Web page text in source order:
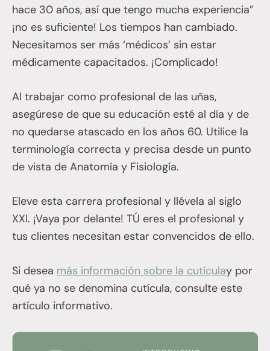
hace 30 años, así que tengo mucha experiencia”
¡no es suficiente! Los tiempos han cambiado.
Necesitamos ser más ‘médicos’ sin estar
médicamente capacitados. ¡Complicado!
Al trabajar como profesional de las uñas,
asegúrese de que su educación esté al día y de
no quedarse atascado en los años 60. Utilice la
terminología correcta y precisa desde un punto
de vista de Anatomía y Fisiología.
Eleve esta carrera profesional y llévela al siglo
XXI. ¡Vaya por delante! TÚ eres el profesional y
tus clientes necesitan estar convencidos de ello.
Si desea más información sobre la cutículay por
qué ya no se denomina cutícula, consulte este
artículo informativo.